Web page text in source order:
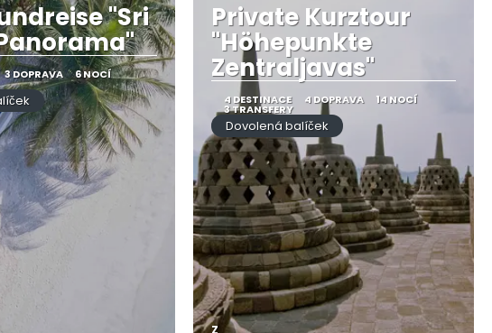
"Sri
3 DOPRAVA 6 NOCÍ
Private Kurztour
"Höhepunkte
Zentraljavas"
4 DESTINACE 4 DOPRAVA 14 NOCÍ
3 TRANSFERY
Dovolená balíček